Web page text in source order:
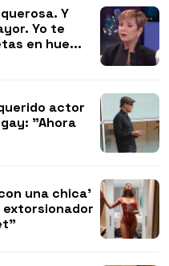
Y
Yo te
en hue...
actor
"Ahora
una chica'
extorsionador